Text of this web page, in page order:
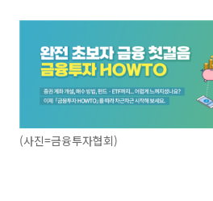
(사진=금융투자협회)